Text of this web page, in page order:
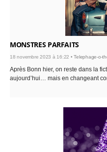
MONSTRES PARFAITS
18 novembre 2023 à 16:22 •Telephage-o-
Après Bonn hier, on reste dans la
aujourd’hui… mais en changeant